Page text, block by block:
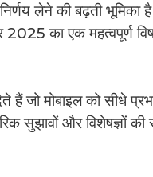
लेने की बढ़ती भूमिका
का एक महत्वपूर्ण
हैं जो मोबाइल को सीधे
सुझावों और विशेषज्ञों की